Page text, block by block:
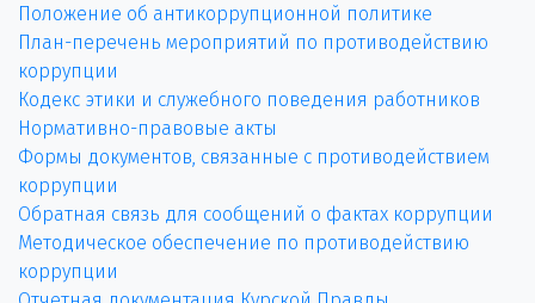
Положение об антикоррупционной политике
План-перечень мероприятий по противодействию
коррупции
Кодекс этики и служебного поведения работников
Нормативно-правовые акты
Формы документов, связанные с противодействием
коррупции
Обратная связь для сообщений о фактах коррупции
Методическое обеспечение по противодействию
коррупции